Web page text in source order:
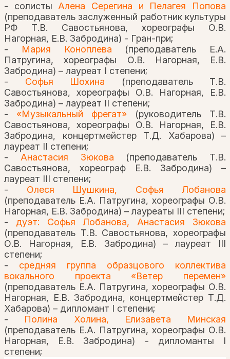
- солисты Алена Серегина и Пелагея Попова
(преподаватель заслуженный работник культуры
РФ Т.В. Савостьянова, хореографы О.В.
Нагорная, Е.В. Забродина) - Гран-при;
-
Мария Коноплева (преподаватель Е.А.
Патругина, хореографы О.В. Нагорная, Е.В.
Забродина) – лауреат I степени;
- Софья Шохина
(преподаватель Т.В.
Савостьянова, хореографы О.В. Нагорная, Е.В.
Забродина) – лауреат II степени;
- «Музыкальный фрегат» (руководитель Т.В.
Савостьянова, хореографы О.В. Нагорная, Е.В.
Забродина, концертмейстер Т.Д. Хабарова) –
лауреат II степени;
- Анастасия Зюкова (преподаватель Т.В.
Савостьянова, хореограф Е.В. Забродина) –
лауреат III степени;
- Олеся Шушкина, Софья Лобанова
(преподаватель Е.А. Патругина, хореографы О.В.
Нагорная, Е.В. Забродина) – лауреаты III степени;
- дуэт: Софья Лобанова, Анастасия Зюкова
(преподаватель Т.В. Савостьянова, хореографы
О.В. Нагорная, Е.В. Забродина) – лауреат III
степени;
- средняя группа образцового коллектива
вокального проекта «Ветер перемен»
(преподаватель Е.А. Патругина, хореографы О.В.
Нагорная, Е.В. Забродина, концертмейстер Т.Д.
Хабарова) – дипломант I степени;
- Полина Холина, Елизавета Минская
(преподаватель Е.А. Патругина, хореографы О.В.
Нагорная, Е.В. Забродина) - дипломанты I
степени;